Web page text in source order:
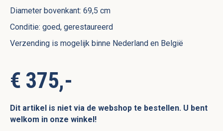
Diameter bovenkant: 69,5 cm
Conditie: goed, gerestaureerd
Verzending is mogelijk binne Nederland en België
€ 375,-
Dit artikel is niet via de webshop te bestellen. U bent
welkom in onze winkel!